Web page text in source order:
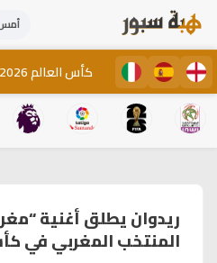
كأس العالم 2026
ريدوان يطلق أغنية
المنتخب المغربي في كأس